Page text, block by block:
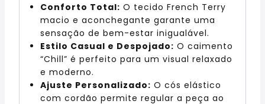
Conforto Total: O tecido French Terry
macio e aconchegante garante uma
sensação de bem-estar inigualável.
Estilo Casual e Despojado: O caimento
“Chill” é perfeito para um visual relaxado
e moderno.
Ajuste Personalizado: O cós elástico
com cordão permite regular a peça ao